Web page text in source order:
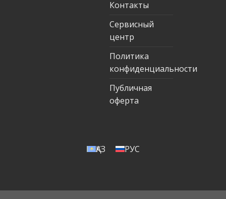
Контакты
Сервисный
центр
Политика
конфиденциальности
Публичная
оферта
ҚАЗ РУС